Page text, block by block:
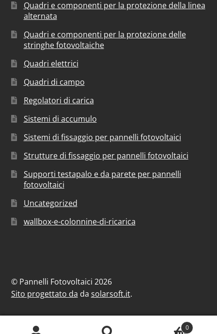
Quadri e componenti per la protezione della linea
alternata
Quadri e componenti per la protezione delle
stringhe fotovoltaiche
Quadri elettrici
Quadri di campo
Regolatori di carica
Sistemi di accumulo
Sistemi di fissaggio per pannelli fotovoltaici
Strutture di fissaggio per pannelli fotovoltaici
Supporti testapalo e da parete per pannelli
fotovoltaici
Uncategorized
wallbox-e-colonnine-di-ricarica
© Pannelli Fotovoltaici 2026
Sito progettato da da solarsoft.it.
0